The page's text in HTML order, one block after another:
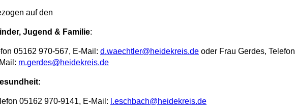
auf den
Jugend & Familie:
05162 970-567, E-Mail: d.waechtler@heidekreis.de oder Frau Gerdes, Telefon
m.gerdes@heidekreis.de
05162 970-9141, E-Mail: l.eschbach@heidekreis.de